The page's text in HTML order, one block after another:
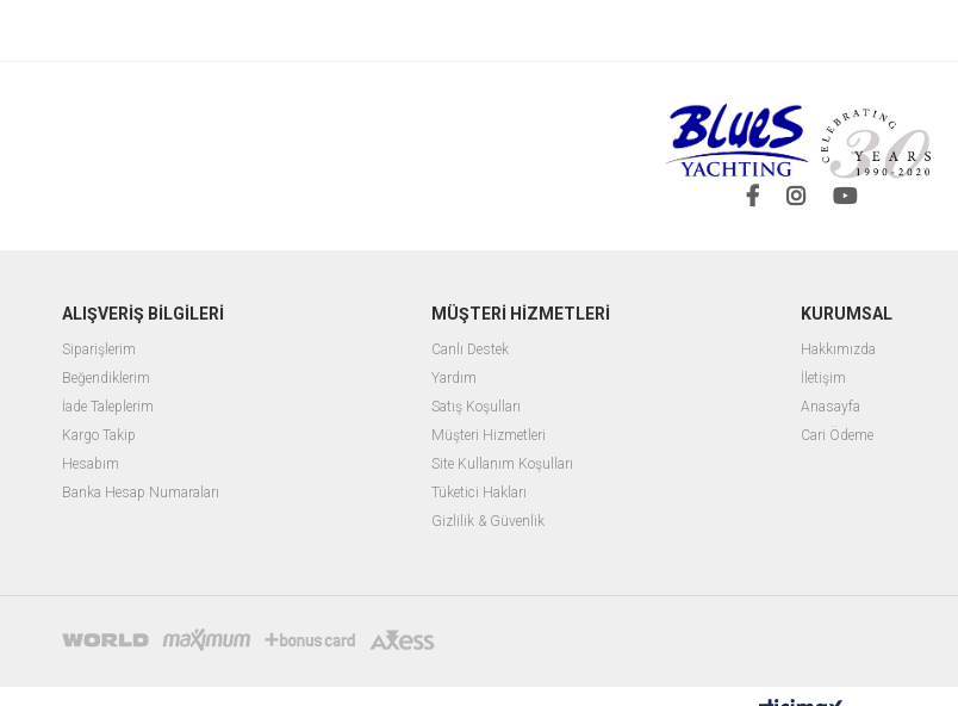
ALIŞVERİŞ BİLGİLERİ
Siparişlerim
Beğendiklerim
İade Taleplerim
Kargo Takip
Hesabım
Banka Hesap Numaraları
MÜŞTERİ HİZMETLERİ
Canlı Destek
Yardım
Satış Koşulları
Müşteri Hizmetleri
Site Kullanım Koşulları
Tüketici Hakları
Gizlilik & Güvenlik
KURUMSAL
Hakkımızda
İletişim
Anasayfa
Cari Ödeme